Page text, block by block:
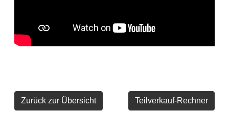
Zurück zur Übersicht Teilverkauf-Rechner